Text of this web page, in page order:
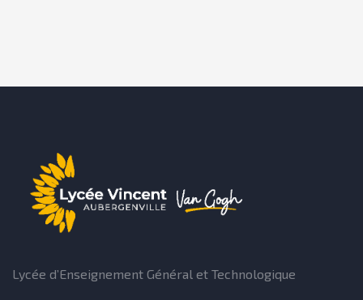
Lycée d’Enseignement Général et Technologique